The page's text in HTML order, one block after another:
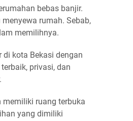
bebas banjir.
rumah. Sebab,
memilihnya.
kota Bekasi dengan
privasi, dan
memiliki ruang terbuka
yang dimiliki